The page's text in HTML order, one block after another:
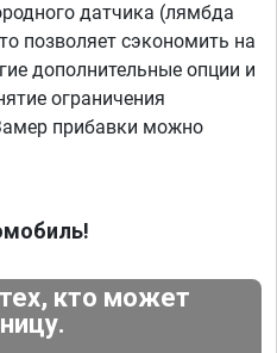
датчика (лямбда
позволяет сэкономить на
дополнительные опции и
ограничения
прибавки можно
кто может